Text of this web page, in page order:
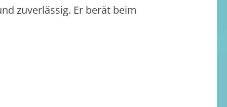
zuverlässig. Er berät beim